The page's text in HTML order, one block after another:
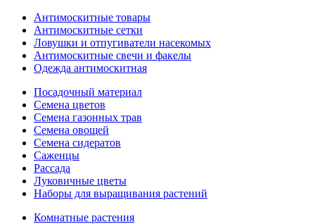
Антимоскитные товары
Антимоскитные сетки
Ловушки и отпугиватели насекомых
Антимоскитные свечи и факелы
Одежда антимоскитная
Посадочный материал
Семена цветов
Семена газонных трав
Семена овощей
Семена сидератов
Саженцы
Рассада
Луковичные цветы
Наборы для выращивания растений
Комнатные растения